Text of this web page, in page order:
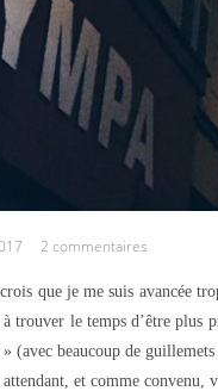
2 commentaires
que je me suis avancée
trouver le temps d’être plus
(avec beaucoup de
et comme convenu,